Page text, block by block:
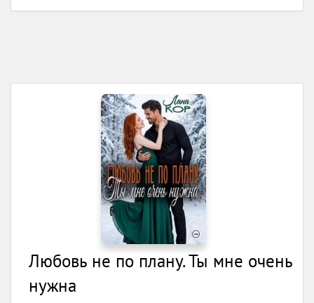
Любовь не по плану. Ты мне очень
нужна